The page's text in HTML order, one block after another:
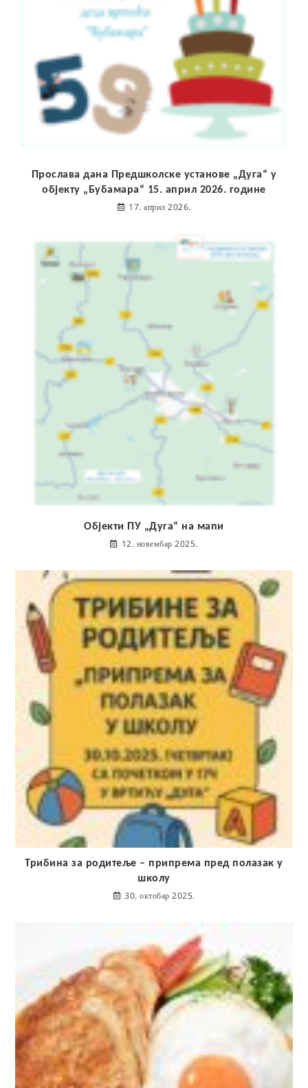
Прослава дана Предшколске установе „Дуга“ у
објекту „Бубамара“ 15. април 2026. године
17. април 2026.
Објекти ПУ „Дуга“ на мапи
12. новембар 2025.
Трибина за родитеље – припрема пред полазак у
школу
30. октобар 2025.